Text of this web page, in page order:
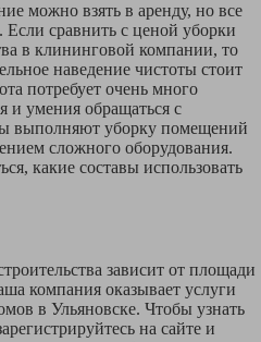
можно взять в аренду, но все
Если сравнить с ценой уборки
в клининговой компании, то
наведение чистоты стоит
потребует очень много
умения обращаться с
выполняют уборку помещений
сложного оборудования.
какие составы использовать
зависит от площади
компания оказывает услуги
в Ульяновске. Чтобы узнать
на сайте и